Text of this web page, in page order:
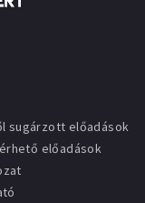
sugárzott előadások
előadások